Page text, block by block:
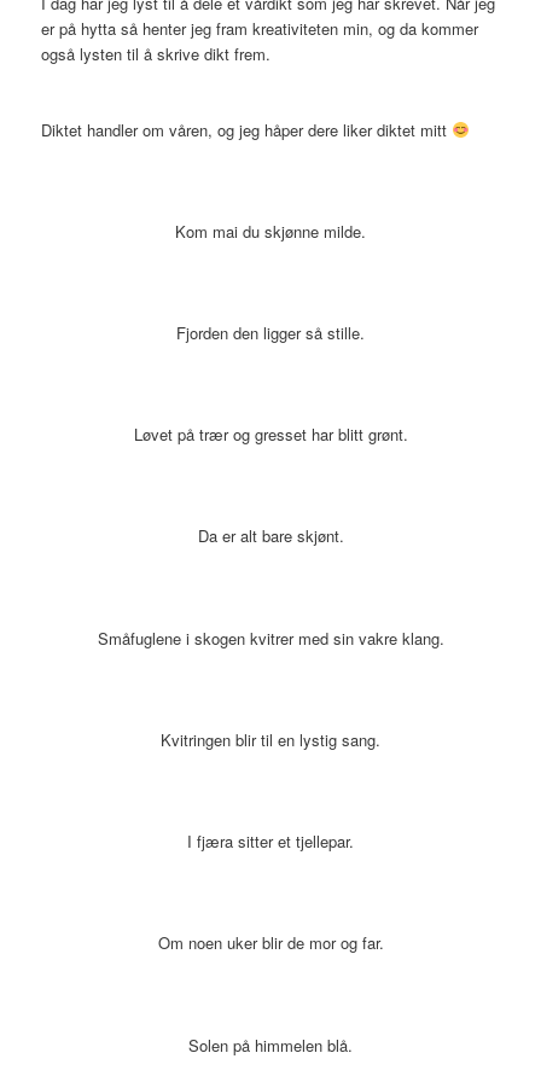
er på hytta så henter jeg fram kreativiteten min, og da kommer
også lysten til å skrive dikt frem.
Diktet handler om våren, og jeg håper dere liker diktet mitt
Kom mai du skjønne milde.
Fjorden den ligger så stille.
Løvet på trær og gresset har blitt grønt.
Da er alt bare skjønt.
Småfuglene i skogen kvitrer med sin vakre klang.
Kvitringen blir til en lystig sang.
I fjæra sitter et tjellepar.
Om noen uker blir de mor og far.
Solen på himmelen blå.